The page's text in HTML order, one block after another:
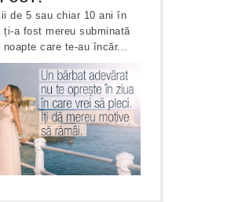
de 5 sau chiar 10 ani în
ți-a fost mereu subminată
care te-au încăr...